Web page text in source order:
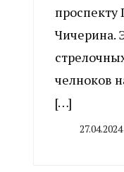
Чичерина.
челноков
[…]
27.04.2024